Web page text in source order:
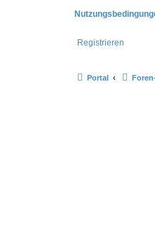
Registrieren
Portal